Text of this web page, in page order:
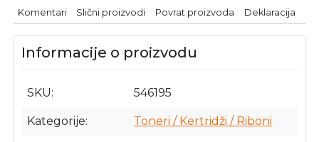
Komentari Slični proizvodi Povrat proizvoda Deklaracija
Informacije o proizvodu
SKU 546195
Kategorije Toneri / Kertridži / Riboni